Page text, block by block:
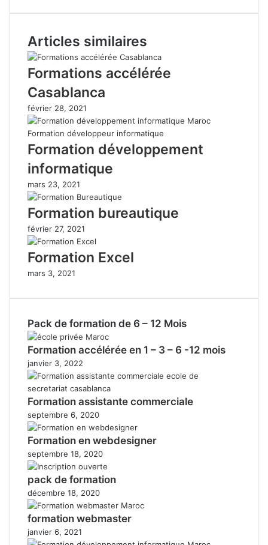
Articles similaires
Formations accélérée
Casablanca
février 28, 2021
Formation développement
informatique
mars 23, 2021
Formation bureautique
février 27, 2021
Formation Excel
mars 3, 2021
Pack de formation de 6 – 12 Mois
Formation accélérée en 1 – 3 – 6 -12 mois
janvier 3, 2022
Formation assistante commerciale
septembre 6, 2020
Formation en webdesigner
septembre 18, 2020
pack de formation
décembre 18, 2020
formation webmaster
janvier 6, 2021